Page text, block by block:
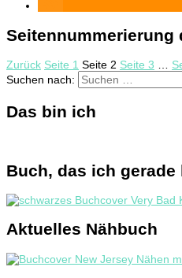
Seitennummerierung
Zurück Seite 1 Seite 2 Seite 3 …
Suchen nach:
Das bin ich
Buch, das ich gerade
Aktuelles Nähbuch